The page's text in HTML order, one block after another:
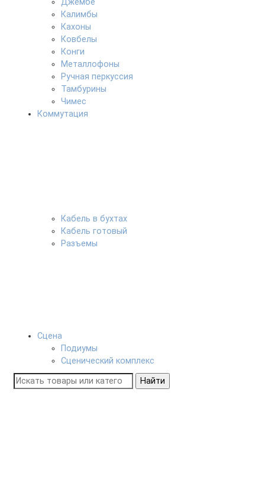
Джембе
Калимбы
Кахоны
Ковбелы
Конги
Металлофоны
Ручная перкуссия
Тамбурины
Чимес
Коммутация
Кабель в бухтах
Кабель готовый
Разъемы
Сцена
Подиумы
Сценический комплекс
Найти